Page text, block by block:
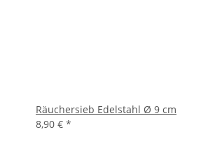
Räuchersieb Edelstahl Ø 9 cm
8,90 € *